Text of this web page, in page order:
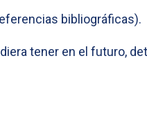
bibliográficas).
tener en el futuro,